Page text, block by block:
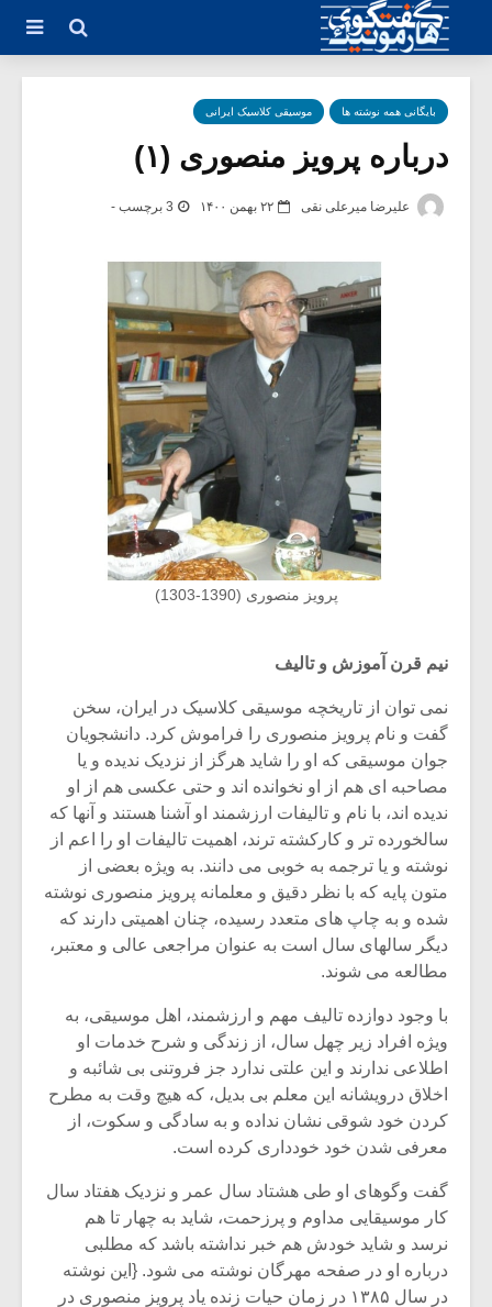
بایگانی همه نوشته ها موسیقی کلاسیک ایرانی
درباره پرویز منصوری (۱)
علیرضا میرعلی نقی ۲۲ بهمن ۱۴۰۰ 3 برچسب -
پرویز منصوری (1390-1303)
نیم قرن آموزش و تالیف
نمی توان از تاریخچه موسیقی کلاسیک در ایران، سخن
گفت و نام پرویز منصوری را فراموش کرد. دانشجویان
جوان موسیقی که او را شاید هرگز از نزدیک ندیده و یا
مصاحبه ای هم از او نخوانده اند و حتی عکسی هم از او
ندیده اند، با نام و تالیفات ارزشمند او آشنا هستند و آنها که
سالخورده تر و کارکشته ترند، اهمیت تالیفات او را اعم از
نوشته و یا ترجمه به خوبی می دانند. به ویژه بعضی از
متون پایه که با نظر دقیق و معلمانه پرویز منصوری نوشته
شده و به چاپ های متعدد رسیده، چنان اهمیتی دارند که
دیگر سالهای سال است به عنوان مراجعی عالی و معتبر،
مطالعه می شوند.
با وجود دوازده تالیف مهم و ارزشمند، اهل موسیقی، به
ویژه افراد زیر چهل سال، از زندگی و شرح خدمات او
اطلاعی ندارند و این علتی ندارد جز فروتنی بی شائبه و
اخلاق درویشانه این معلم بی بدیل، که هیچ وقت به مطرح
کردن خود شوقی نشان نداده و به سادگی و سکوت، از
معرفی شدن خود خودداری کرده است.
گفت وگوهای او طی هشتاد سال عمر و نزدیک هفتاد سال
کار موسیقایی مداوم و پرزحمت، شاید به چهار تا هم
نرسد و شاید خودش هم خبر نداشته باشد که مطلبی
درباره او در صفحه مهرگان نوشته می شود. {این نوشته
در سال ۱۳۸۵ در زمان حیات زنده یاد پرویز منصوری در